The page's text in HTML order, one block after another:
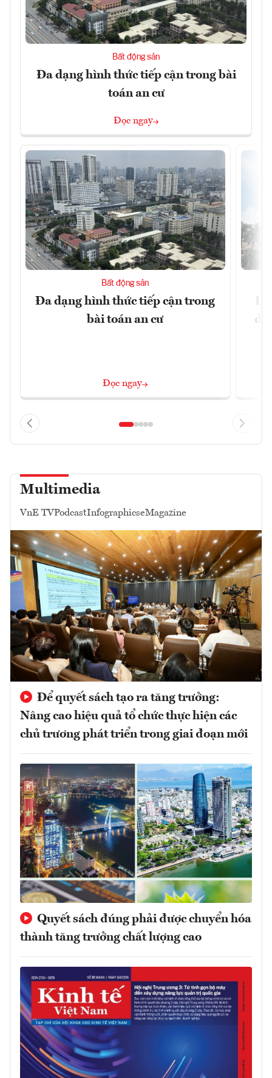
Bất động sản
Đa dạng hình thức tiếp cận trong bài
toán an cư
Đọc ngay
Bất động sản
Đa dạng hình thức tiếp cận trong
bài toán an cư
Đọc ngay
Multimedia
VnE TVPodcastInfographicseMagazine
Để quyết sách tạo ra tăng trưởng:
Nâng cao hiệu quả tổ chức thực hiện các
chủ trương phát triển trong giai đoạn mới
Quyết sách đúng phải được chuyển hóa
thành tăng trưởng chất lượng cao